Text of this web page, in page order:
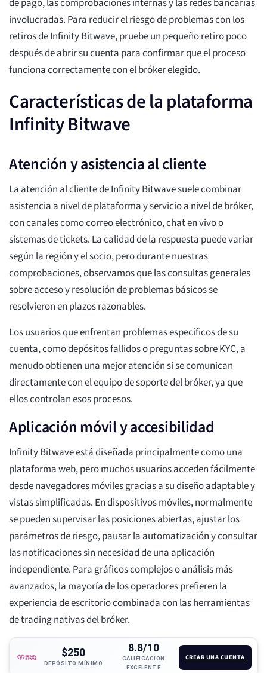
de pago, las comprobaciones internas y las redes bancarias
involucradas. Para reducir el riesgo de problemas con los
retiros de Infinity Bitwave, pruebe un pequeño retiro poco
después de abrir su cuenta para confirmar que el proceso
funciona correctamente con el bróker elegido.
Características de la plataforma
Infinity Bitwave
Atención y asistencia al cliente
La atención al cliente de Infinity Bitwave suele combinar
asistencia a nivel de plataforma y servicio a nivel de bróker,
con canales como correo electrónico, chat en vivo o
sistemas de tickets. La calidad de la respuesta puede variar
según la región y el socio, pero durante nuestras
comprobaciones, observamos que las consultas generales
sobre acceso y resolución de problemas básicos se
resolvieron en plazos razonables.
Los usuarios que enfrentan problemas específicos de su
cuenta, como depósitos fallidos o preguntas sobre KYC, a
menudo obtienen una mejor atención si se comunican
directamente con el equipo de soporte del bróker, ya que
ellos controlan esos procesos.
Aplicación móvil y accesibilidad
Infinity Bitwave está diseñada principalmente como una
plataforma web, pero muchos usuarios acceden fácilmente
desde navegadores móviles gracias a su diseño adaptable y
vistas simplificadas. En dispositivos móviles, normalmente
se pueden supervisar las posiciones abiertas, ajustar los
parámetros de riesgo, pausar la automatización y consultar
las notificaciones sin necesidad de una aplicación
independiente. Para gráficos complejos o análisis más
avanzados, la mayoría de los operadores prefieren la
experiencia de escritorio combinada con las herramientas
de trading nativas del bróker.
$250
DEPÓSITO MÍNIMO
8.8/10
CALIFICACIÓN
EXCELENTE
CREAR UNA CUENTA